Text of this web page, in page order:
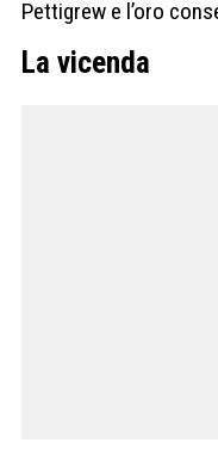
Pettigrew e l’oro
La vicenda